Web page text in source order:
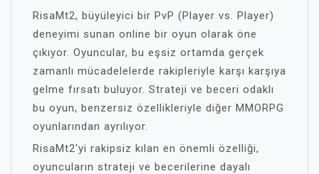
RisaMt2, büyüleyici bir PvP (Player vs. Player)
deneyimi sunan online bir oyun olarak öne
çıkıyor. Oyuncular, bu eşsiz ortamda gerçek
zamanlı mücadelelerde rakipleriyle karşı karşıya
gelme fırsatı buluyor. Strateji ve beceri odaklı
bu oyun, benzersiz özellikleriyle diğer MMORPG
oyunlarından ayrılıyor.
RisaMt2'yi rakipsiz kılan en önemli özelliği,
oyuncuların strateji ve becerilerine dayalı